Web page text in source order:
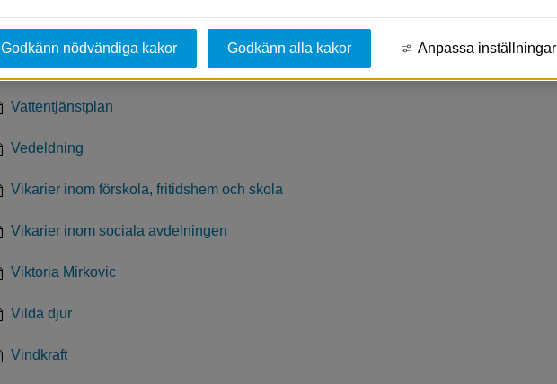
Vatten och avlopp
Vattentjänstplan
Vedeldning
Vikarier inom förskola, fritidshem och skola
Vikarier inom sociala avdelningen
Viktoria Mirkovic
Vilda djur
Vindkraft
Godkänn nödvändiga kakor Godkänn alla kakor Anpassa inställningar